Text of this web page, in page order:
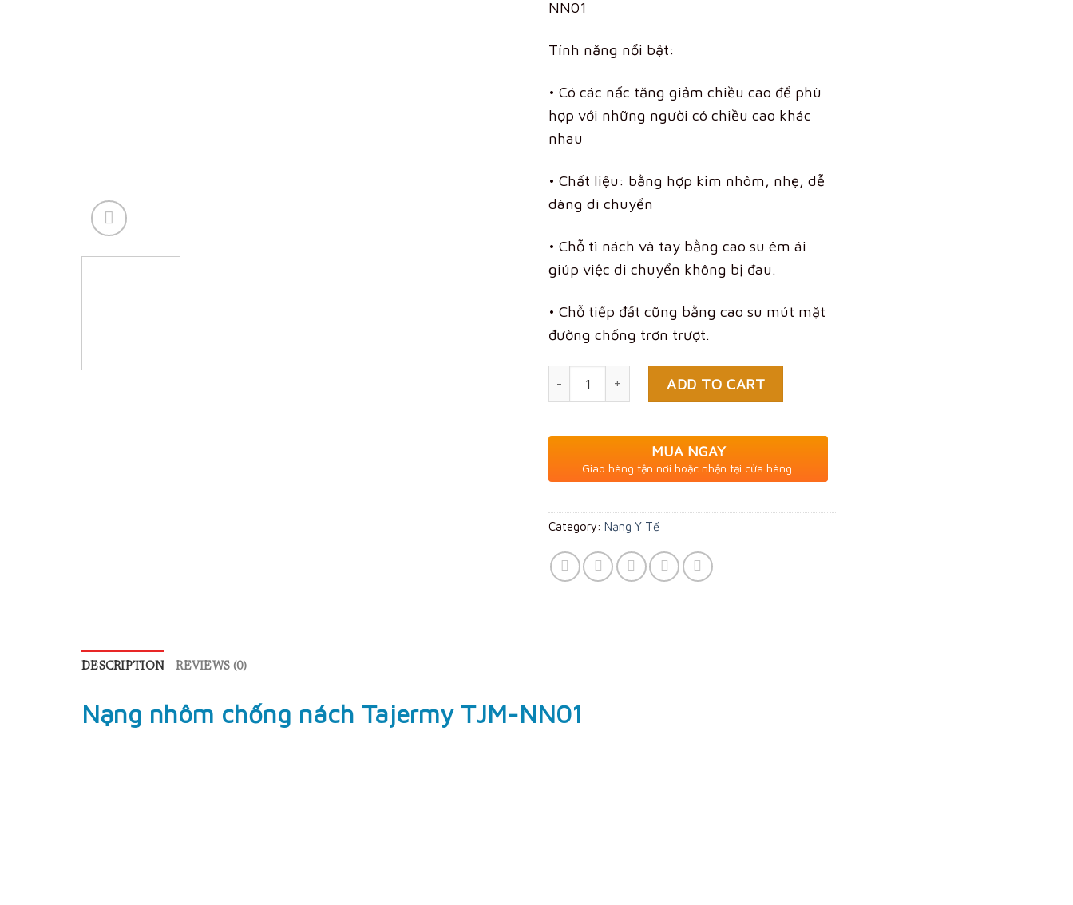
NN01
Tính năng nổi bật:
• Có các nấc tăng giảm chiều cao để phù
hợp với những người có chiều cao khác
nhau
• Chất liệu: bằng hợp kim nhôm, nhẹ, dễ
dàng di chuyển
• Chỗ tì nách và tay bằng cao su êm ái
giúp việc di chuyển không bị đau.
• Chỗ tiếp đất cũng bằng cao su mút mặt
đường chống trơn trượt.
ADD TO CART
MUA NGAY
Giao hàng tận nơi hoặc nhận tại cửa hàng.
Category: Nạng Y Tế
DESCRIPTION REVIEWS (0)
Nạng nhôm chống nách Tajermy TJM-NN01